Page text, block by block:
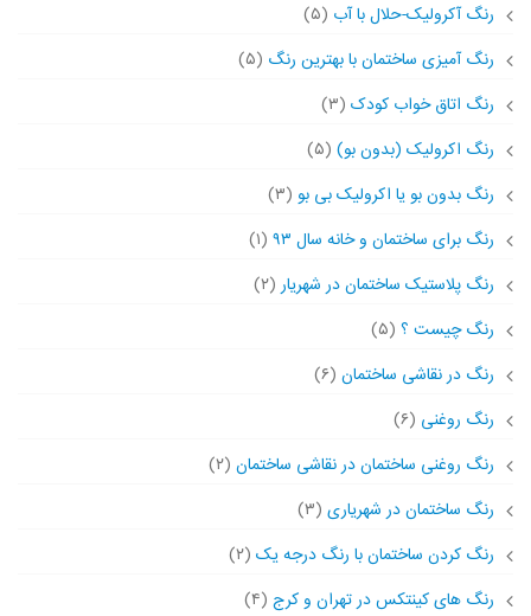
رنگ آکرولیک-حلال با آب (۵)
رنگ آمیزی ساختمان با بهترین رنگ (۵)
رنگ اتاق خواب کودک (۳)
رنگ اکرولیک (بدون بو) (۵)
رنگ بدون بو یا اکرولیک بی بو (۳)
رنگ برای ساختمان و خانه سال ۹۳
(۱)
رنگ پلاستیک ساختمان در شهریار(۲)
رنگ چیست ؟ (۵)
رنگ در نقاشی ساختمان (۶)
رنگ روغنی (۶)
رنگ روغنی ساختمان در نقاشی ساختمان (۲)
رنگ ساختمان در شهریاری (۳)
رنگ کردن ساختمان با رنگ درجه یک (۲)
رنگ های کینتکس در تهران و کرج (۴)